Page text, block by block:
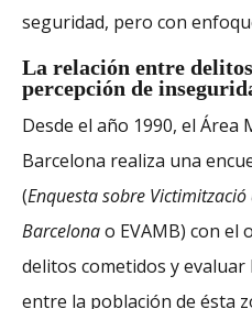
seguridad, pero con
La relación entre
percepción de
Desde el año 1990, el
Barcelona realiza una
(Enquesta sobre
Barcelonao EVAMB) con el
delitos cometidos y
entre la población de ésta